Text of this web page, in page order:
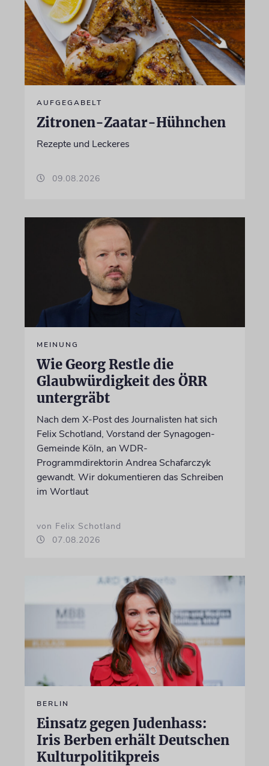
AUFGEGABELT
Zitronen-Zaatar-Hühnchen
Rezepte und Leckeres
09.08.2026
MEINUNG
Wie Georg Restle die
Glaubwürdigkeit des ÖRR
untergräbt
Nach dem X-Post des Journalisten hat sich
Felix Schotland, Vorstand der Synagogen-
Gemeinde Köln, an WDR-
Programmdirektorin Andrea Schafarczyk
gewandt. Wir dokumentieren das Schreiben
im Wortlaut
von Felix Schotland
07.08.2026
BERLIN
Einsatz gegen Judenhass:
Iris Berben erhält Deutschen
Kulturpolitikpreis